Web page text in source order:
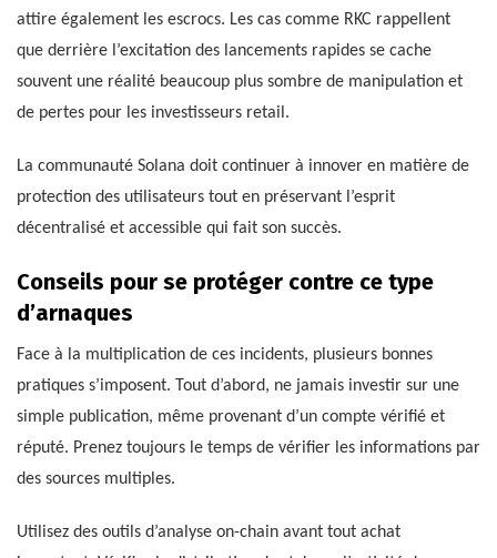
attire également les escrocs. Les cas comme RKC rappellent
que derrière l’excitation des lancements rapides se cache
souvent une réalité beaucoup plus sombre de manipulation et
de pertes pour les investisseurs retail.
La communauté Solana doit continuer à innover en matière de
protection des utilisateurs tout en préservant l’esprit
décentralisé et accessible qui fait son succès.
Conseils pour se protéger contre ce type
d’arnaques
Face à la multiplication de ces incidents, plusieurs bonnes
pratiques s’imposent. Tout d’abord, ne jamais investir sur une
simple publication, même provenant d’un compte vérifié et
réputé. Prenez toujours le temps de vérifier les informations par
des sources multiples.
Utilisez des outils d’analyse on-chain avant tout achat